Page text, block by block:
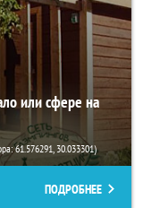
или сфере на
61.576291, 30.033301)
ПОДРОБНЕЕ